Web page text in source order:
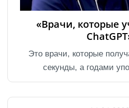
«Врачи, которые
Это врачи, которые
секунды, а годами